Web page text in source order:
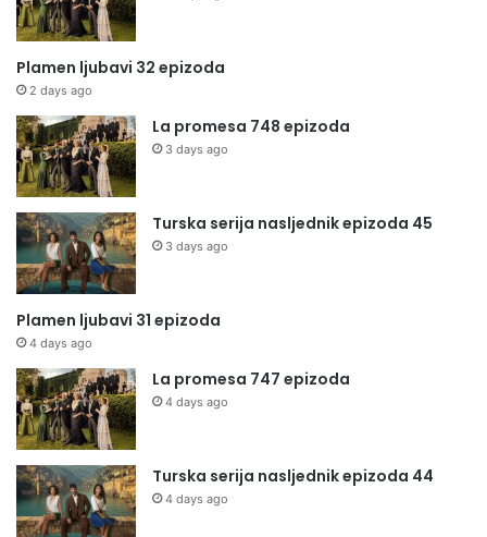
Plamen ljubavi 32 epizoda
2 days ago
La promesa 748 epizoda
3 days ago
Turska serija nasljednik epizoda 45
3 days ago
Plamen ljubavi 31 epizoda
4 days ago
La promesa 747 epizoda
4 days ago
Turska serija nasljednik epizoda 44
4 days ago